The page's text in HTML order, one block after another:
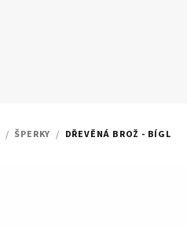
/ ŠPERKY / DŘEVĚNÁ BROŽ - BÍGL